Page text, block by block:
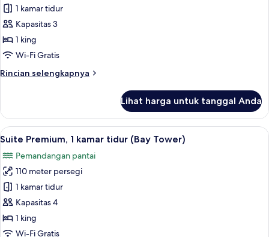
Premium,
1
Tempat
Tidur
pemandangan
Bay
Tower)
1 kamar tidur
Kapasitas 3
1 king
Wi-Fi Gratis
Rincian selengkapnya
Rincian
Kamar
Premium,
1
Tidur
King,
pemandangan
pantai
(Pattaya,
Bay
Tower)
Lihat harga untuk tanggal Anda
Lihat
semua
foto
untuk
Suite
Premium,
1
kamar
Suite Premium, 1 kamar tidur (Bay
4
Suite Premium, 1 kamar tidur (Bay Tower)
Pemandangan pantai
110 meter persegi
1 kamar tidur
Kapasitas 4
1 king
Wi-Fi Gratis